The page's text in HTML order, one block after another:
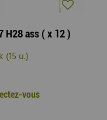
H28 ass ( x 12 )
(15 u.)
vous